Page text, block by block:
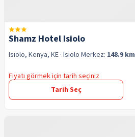
Shamz Hotel Isiolo
Isiolo, Kenya, KE · Isiolo Merkez: 148.9 km
Fiyatı görmek için tarih seçiniz
Tarih Seç